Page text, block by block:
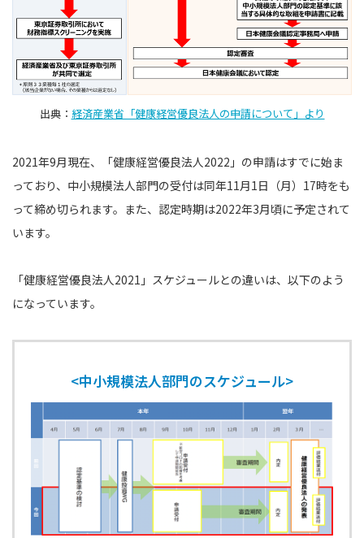
出典： 経済産業省「健康経営優良法人の申請について」より
2021年9月現在、「健康経営優良法人2022」の申請はすでに始ま
っており、中小規模法人部門の受付は同年11月1日（月）17時をも
って締め切られます。また、認定時期は2022年3月頃に予定されて
います。
「健康経営優良法人2021」スケジュールとの違いは、以下のよう
になっています。
<中小規模法人部門のスケジュール>